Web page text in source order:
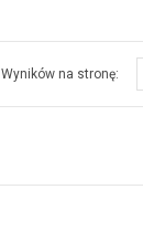
Wyników na stronę: